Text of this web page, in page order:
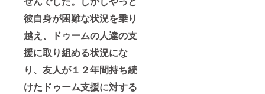
彼自身が困難な状況を乗り
越え、ドゥームの人達の支
援に取り組める状況にな
り、友人が１２年間持ち続
けたドゥーム支援に対する